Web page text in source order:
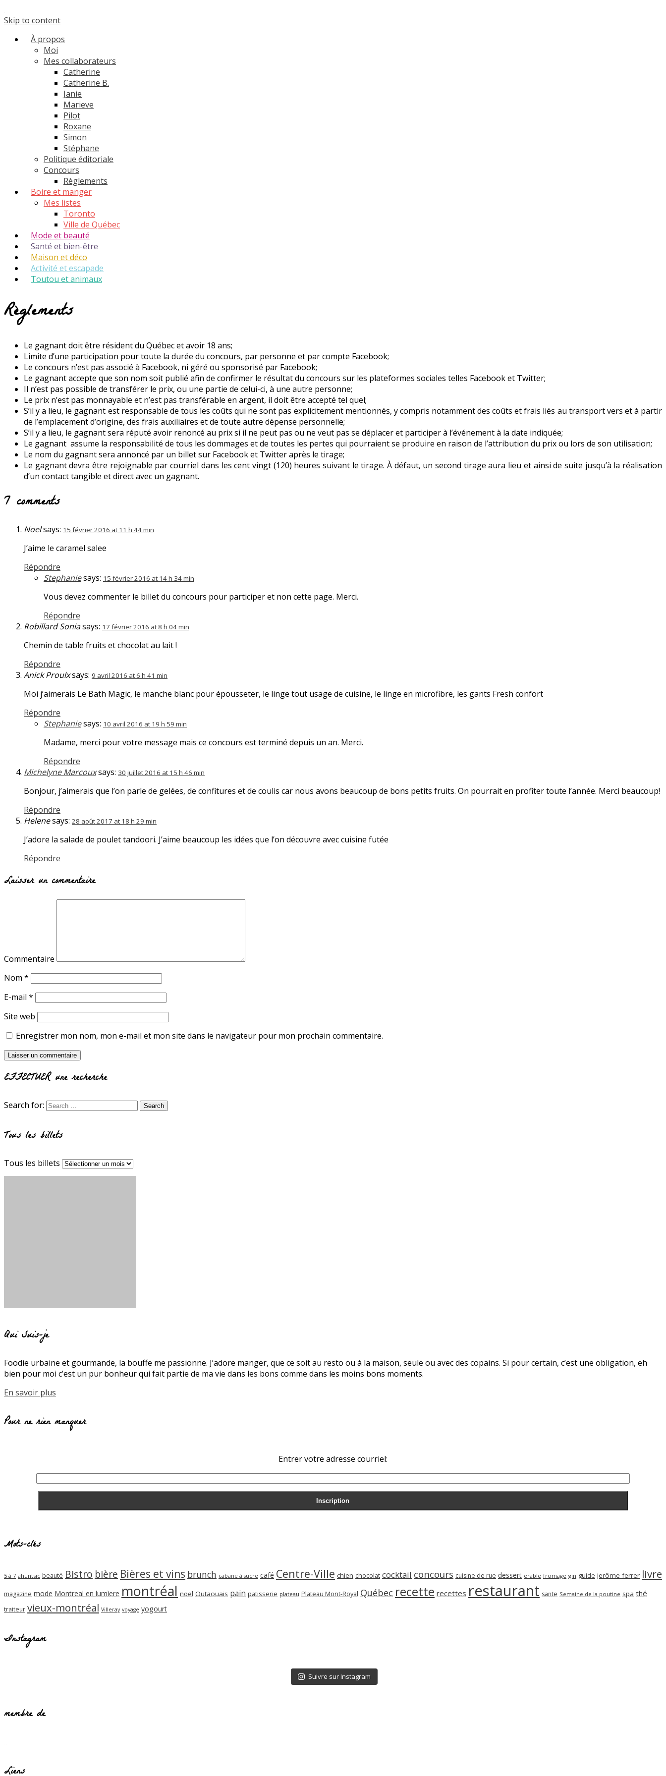
Skip to content
À propos
Moi
Mes collaborateurs
Catherine
Catherine B.
Janie
Marieve
Pilot
Roxane
Simon
Stéphane
Politique éditoriale
Concours
Règlements
Boire et manger
Mes listes
Toronto
Ville de Québec
Mode et beauté
Santé et bien-être
Maison et déco
Activité et escapade
Toutou et animaux
Règlements
Le gagnant doit être résident du Québec et avoir 18 ans;
Limite d’une participation pour toute la durée du concours, par personne et par compte Facebook;
Le concours n’est pas associé à Facebook, ni géré ou sponsorisé par Facebook;
Le gagnant accepte que son nom soit publié afin de confirmer le résultat du concours sur les plateformes sociales telles Facebook et Twitter;
Il n’est pas possible de transférer le prix, ou une partie de celui-ci, à une autre personne;
Le prix n’est pas monnayable et n’est pas transférable en argent, il doit être accepté tel quel;
S’il y a lieu, le gagnant est responsable de tous les coûts qui ne sont pas explicitement mentionnés, y compris notamment des coûts et frais liés au transport vers et à partir
de l’emplacement d’origine, des frais auxiliaires et de toute autre dépense personnelle;
S’il y a lieu, le gagnant sera réputé avoir renoncé au prix si il ne peut pas ou ne veut pas se déplacer et participer à l’événement à la date indiquée;
Le gagnant assume la responsabilité de tous les dommages et de toutes les pertes qui pourraient se produire en raison de l’attribution du prix ou lors de son utilisation;
Le nom du gagnant sera annoncé par un billet sur Facebook et Twitter après le tirage;
Le gagnant devra être rejoignable par courriel dans les cent vingt (120) heures suivant le tirage. À défaut, un second tirage aura lieu et ainsi de suite jusqu’à la réalisation
d’un contact tangible et direct avec un gagnant.
7 comments
Noelsays: 15 février 2016 at 11 h 44 min
J’aime le caramel salee
Répondre
Stephaniesays: 15 février 2016 at 14 h 34 min
Vous devez commenter le billet du concours pour participer et non cette page. Merci.
Répondre
Robillard Soniasays: 17 février 2016 at 8 h 04 min
Chemin de table fruits et chocolat au lait !
Répondre
Anick Proulxsays: 9 avril 2016 at 6 h 41 min
Moi j’aimerais Le Bath Magic, le manche blanc pour épousseter, le linge tout usage de cuisine, le linge en microfibre, les gants Fresh confort
Répondre
Stephaniesays: 10 avril 2016 at 19 h 59 min
Madame, merci pour votre message mais ce concours est terminé depuis un an. Merci.
Répondre
Michelyne Marcouxsays: 30 juillet 2016 at 15 h 46 min
Bonjour, j’aimerais que l’on parle de gelées, de confitures et de coulis car nous avons beaucoup de bons petits fruits. On pourrait en profiter toute l’année. Merci beaucoup!
Répondre
Helenesays: 28 août 2017 at 18 h 29 min
J’adore la salade de poulet tandoori. J’aime beaucoup les idées que l’on découvre avec cuisine futée
Répondre
Laisser un commentaire
Commentaire
Nom *
E-mail *
Site web
Enregistrer mon nom, mon e-mail et mon site dans le navigateur pour mon prochain commentaire.
EFFECTUER une recherche
Search for:
Tous les billets
Tous les billets
Qui Suis-je
Foodie urbaine et gourmande, la bouffe me passionne. J’adore manger, que ce soit au resto ou à la maison, seule ou avec des copains. Si pour certain, c’est une obligation, eh
bien pour moi c’est un pur bonheur qui fait partie de ma vie dans les bons comme dans les moins bons moments.
En savoir plus
Pour ne rien manquer
Entrer votre adresse courriel:
Mots-clés
5 à 7 ahuntsic beauté Bistro bière Bières et vins brunch cabane à sucre café Centre-Ville chien chocolat cocktail concours cuisine de rue dessert erable fromage gin guide jerôme ferrer livre
magazine mode Montreal en lumìere montréal noel Outaouais pain patisserie plateau Plateau Mont-Royal Québec recette recettes restaurant sante Semaine de la poutine spa thé
traiteur vieux-montréal Villeray voyage yogourt
Instagram
Suivre sur Instagram
membre de
Liens